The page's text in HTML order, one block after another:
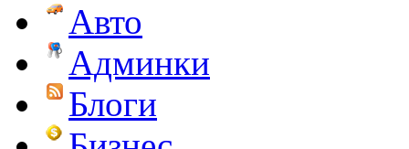
Авто
Админки
Блоги